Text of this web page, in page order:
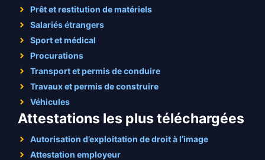
Prêt et restitution de matériels
Salariés étrangers
Sport et médical
Procurations
Transport et permis de conduire
Travaux et permis de construire
Véhicules
Attestations les plus téléchargées
Autorisation d’exploitation de droit à l’image
Attestation employeur